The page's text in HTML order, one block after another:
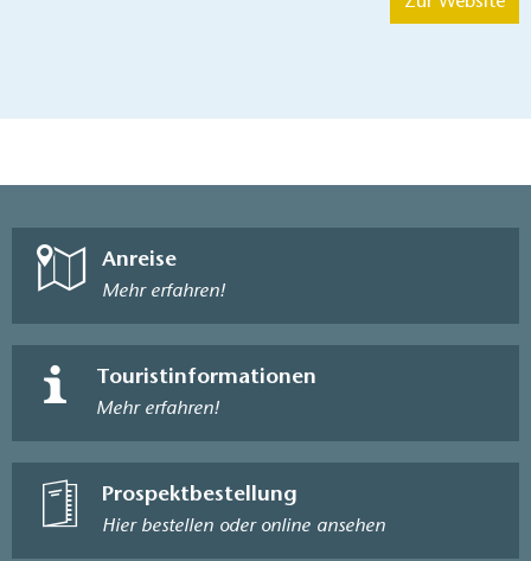
Anreise
Mehr erfahren!
Touristinformationen
Mehr erfahren!
Prospektbestellung
Hier bestellen oder online ansehen